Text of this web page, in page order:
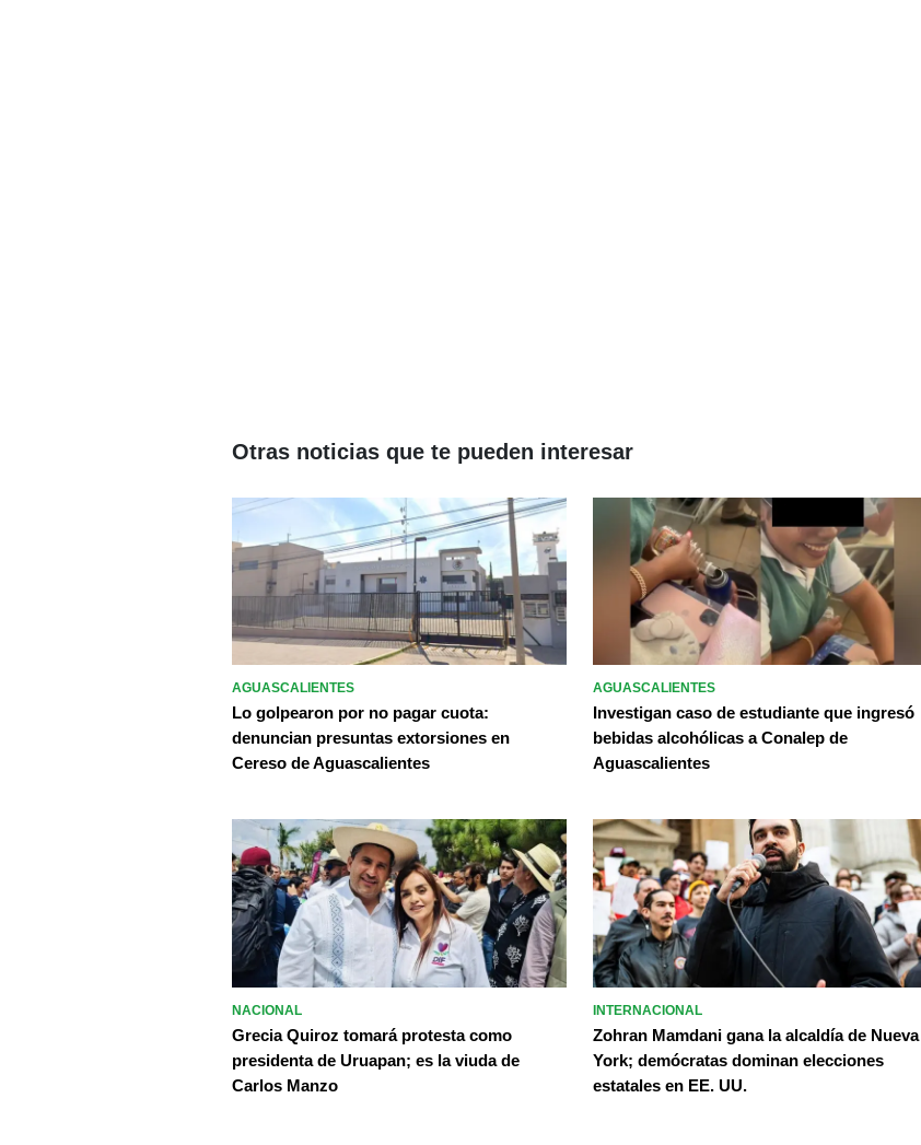
Otras noticias que te pueden interesar
AGUASCALIENTES
Lo golpearon por no pagar cuota:
denuncian presuntas extorsiones en
Cereso de Aguascalientes
AGUASCALIENTES
Investigan caso de estudiante que ingresó
bebidas alcohólicas a Conalep de
Aguascalientes
NACIONAL
Grecia Quiroz tomará protesta como
presidenta de Uruapan; es la viuda de
Carlos Manzo
INTERNACIONAL
Zohran Mamdani gana la alcaldía de Nueva
York; demócratas dominan elecciones
estatales en EE. UU.